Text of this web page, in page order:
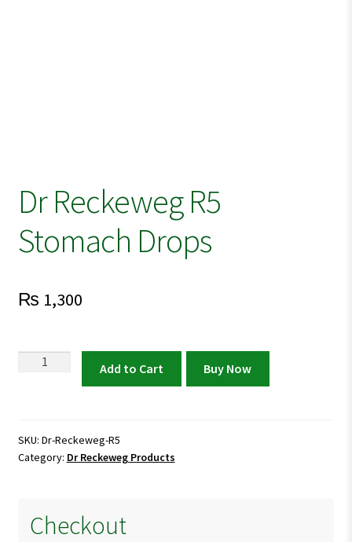
Dr Reckeweg R5
Stomach Drops
₨ 1,300
Drops
quantity
Add to Cart Buy Now
SKU: Dr-Reckeweg-R5
Category: Dr Reckeweg Products
Checkout